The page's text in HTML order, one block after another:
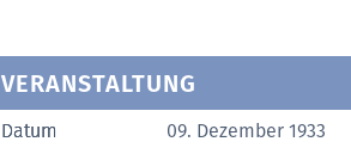
VERANSTALTUNG
Datum
09. Dezember 1933